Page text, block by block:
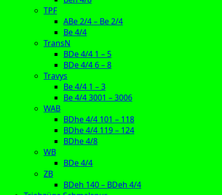
TPF
ABe 2/4 – Be 2/4
Be 4/4
TransN
BDe 4/4 1 – 5
BDe 4/4 6 – 8
Travys
Be 4/4 1 – 3
Be 4/4 3001 – 3006
WAB
BDhe 4/4 101 – 118
BDhe 4/4 119 – 124
BDhe 4/8
WB
BDe 4/4
ZB
BDeh 140 – BDeh 4/4